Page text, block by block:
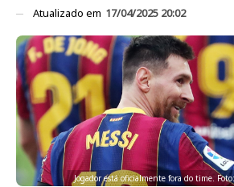
Atualizado em 17/04/2025 20:02
Jogador está oficialmente fora do time.